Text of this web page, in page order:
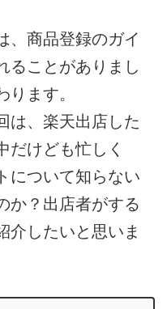
、商品登録のガイ
ることがありまし
ます。
は、楽天出店した
だけども忙しく
について知らない
か？出店者がする
介したいと思いま